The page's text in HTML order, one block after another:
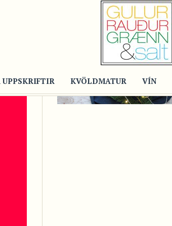
KVÖLDMATUR VÍN